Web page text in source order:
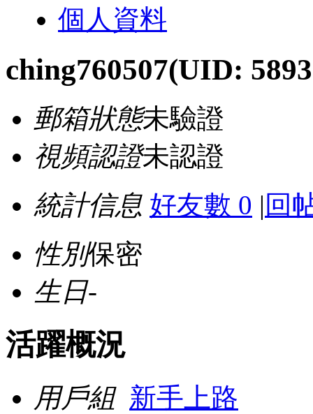
個人資料
ching760507(UID:
郵箱狀態未驗證
視頻認證未認證
統計信息 好友數 0 | 回
性別保密
生日-
活躍概況
用戶組 新手上路